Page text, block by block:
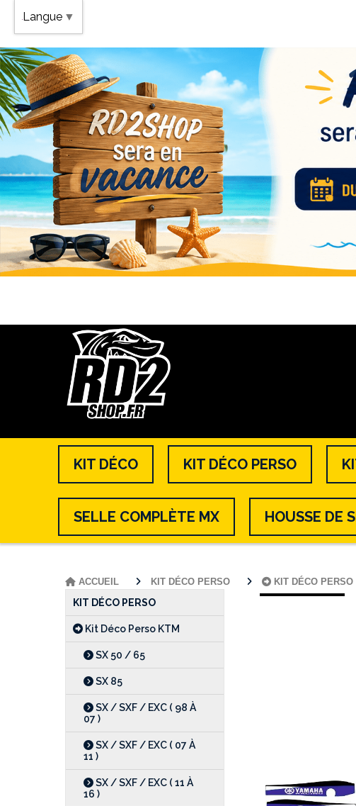
KIT DÉCO KIT DÉCO PERSO
SELLE COMPLÈTE MX HOUSSE DE
KIT DÉCO PERSO
Kit Déco Perso KTM
SX 50 / 65
SX 85
SX / SXF / EXC ( 98 À
07 )
SX / SXF / EXC ( 07 À
11 )
SX / SXF / EXC ( 11 À
16 )
ACCUEIL KIT DÉCO PERSO KIT DÉCO PERSO
Langue ▼